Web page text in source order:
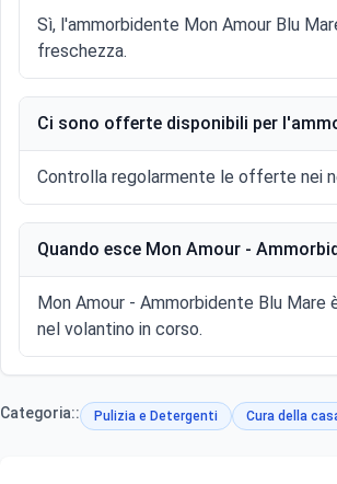
Sì, l'ammorbidente Mon Amour Blu
freschezza.
Ci sono offerte disponibili per
Controlla regolarmente le offerte nei
Quando esce Mon Amour -
Mon Amour - Ammorbidente Blu
nel volantino in corso.
Categoria:: Pulizia e Detergenti Cura della